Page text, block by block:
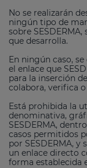
No se realizarán
ningún tipo de
sobre
que desarrolla.
En ningún caso,
el enlace que
para la inserción
colabora, verifica
Está prohibida la
denominativa,
SESDERMA,
casos permitidos
por SESDERMA, y
un enlace directo
forma establecida